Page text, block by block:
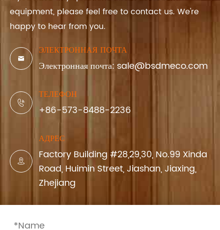
equipment, please feel free to contact us. We're
happy to hear from you.

ЭЛЕКТРОННАЯ ПОЧТА
Электронная почта: sale@bsdmeco.com

ТЕЛЕФОН
+86-573-8488-2236

АДРЕС
Factory Building #28,29,30, No.99 Xinda
Road, Huimin Street, Jiashan, Jiaxing,
Zhejiang